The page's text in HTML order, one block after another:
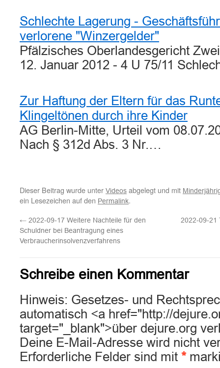
Schlechte Lagerung -
verlorene "Winzergelder"
Pfälzisches Oberlandesgericht
12. Januar 2012 - 4 U 75/11
Zur Haftung der Eltern für das
Klingeltönen durch ihre Kinder
AG Berlin-Mitte, Urteil vom
Nach § 312d Abs. 3 Nr.…
Dieser Beitrag wurde unter Videos abgelegt und mit
ein Lesezeichen auf den Permalink.
← 2022-09-17 Weitere Nachteile für den
Schuldner bei Beantragung eines
Verbraucherinsolvenzverfahrens
2022-09-21
Schreibe einen Kommentar
Hinweis: Gesetzes- und
automatisch <a href="http://
target="_blank">über dejure.org
Deine E-Mail-Adresse wird nicht
Erforderliche Felder sind mit *